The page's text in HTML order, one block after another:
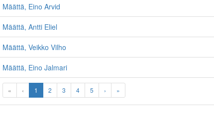
Määttä, Eino Arvid
Määttä, Antti Eliel
Määttä, Veikko Vilho
Määttä, Eino Jalmari
« ‹ 1 2 3 4 5 › »